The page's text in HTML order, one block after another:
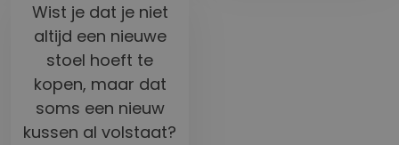
Wist je dat je niet
altijd een nieuwe
stoel hoeft te
kopen, maar dat
soms een nieuw
kussen al volstaat?